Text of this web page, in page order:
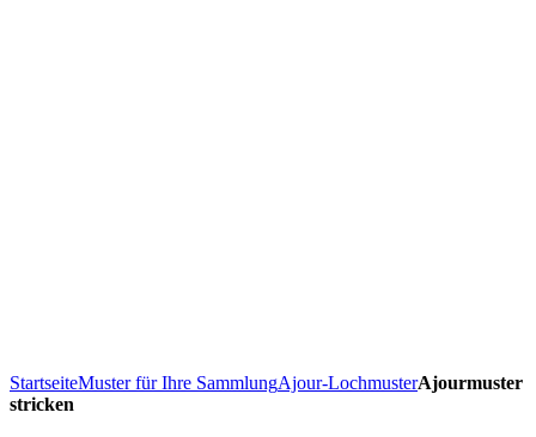
StartseiteMuster für Ihre SammlungAjour-LochmusterAjourmuster
stricken